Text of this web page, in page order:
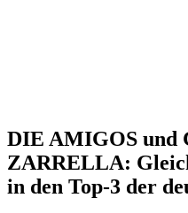
DIE AMIGOS und
ZARRELLA:
in den Top-3 der